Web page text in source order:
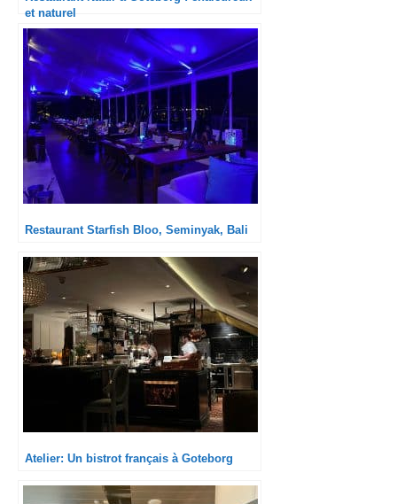
et naturel
Restaurant Starfish Bloo, Seminyak, Bali
Atelier: Un bistrot français à Goteborg